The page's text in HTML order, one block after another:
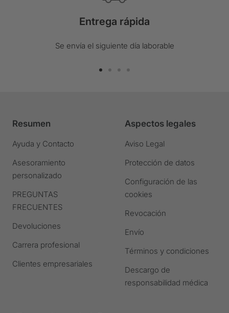
Entrega rápida
Se envía el siguiente día laborable
diapositiva
diapositiva
diapositiva
4
Ir
la
diapositiva
Resumen
Ayuda y Contacto
Asesoramiento
personalizado
PREGUNTAS
FRECUENTES
Devoluciones
Carrera profesional
Clientes empresariales
Aspectos legales
Aviso Legal
Protección de datos
Configuración de las
cookies
Revocación
Envío
Términos y condiciones
Descargo de
responsabilidad médica